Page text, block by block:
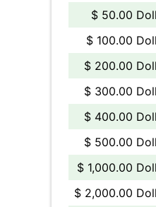
$ 50.00
$ 100.00
$ 200.00
$ 300.00
$ 400.00
$ 500.00
$ 1,000.00
$ 2,000.00